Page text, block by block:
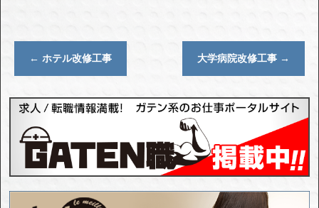
← ホテル改修工事 大学病院改修工事 →